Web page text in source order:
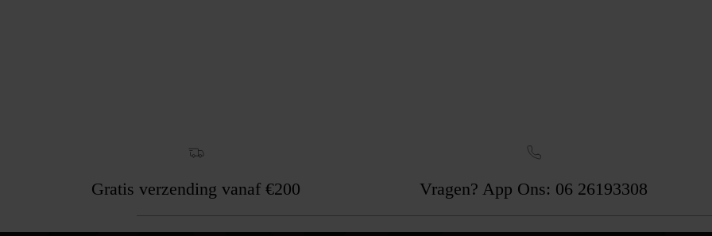
Gratis verzending vanaf €200 Vragen? App Ons: 06 26193308